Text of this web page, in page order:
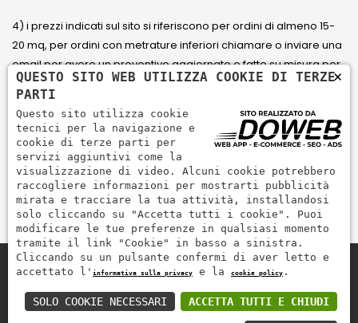
4) i prezzi indicati sul sito si riferiscono per ordini di almeno 15-
20 mq, per ordini con metrature inferiori chiamare o inviare una
email per avere un preventivo aggiornato e fatto su misura per
il cliente.
5) Paga con Carta di credito Visa, Visa Electron, Maestro,
Mastercard tramite il circuito PayPal. PayPal serve per pagare,
inviare denaro e accettare pagamenti in modo rapido,
semplice e sicuro.
Zem Marmi P.I. 03463990246
Paga in modo sicuro con
×
QUESTO SITO WEB UTILIZZA COOKIE DI TERZE
PARTI
Questo sito utilizza cookie
tecnici per la navigazione e
cookie di terze parti per
servizi aggiuntivi come la
visualizzazione di video. Alcuni cookie potrebbero
raccogliere informazioni per mostrarti pubblicità
mirata e tracciare la tua attività, installandosi
solo cliccando su "Accetta tutti i cookie". Puoi
modificare le tue preferenze in qualsiasi momento
tramite il link "Cookie" in basso a sinistra.
Cliccando su un pulsante confermi di aver letto e
accettato l' informativa sulla privacy e la cookie policy .
ACCETTA TUTTI E CHIUDI
SOLO COOKIE NECESSARI